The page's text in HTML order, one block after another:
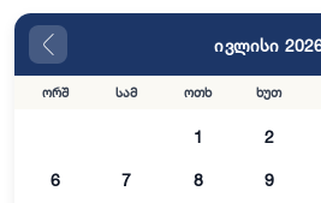
ივლისი
ორშ სამ ოთხ ხუთ
1 2
6 7 8 9